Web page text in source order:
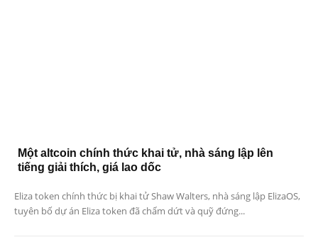
Một altcoin chính thức khai tử, nhà sáng lập lên
tiếng giải thích, giá lao dốc
Eliza token chính thức bị khai tử Shaw Walters, nhà sáng lập ElizaOS,
tuyên bố dự án Eliza token đã chấm dứt và quỹ đứng...